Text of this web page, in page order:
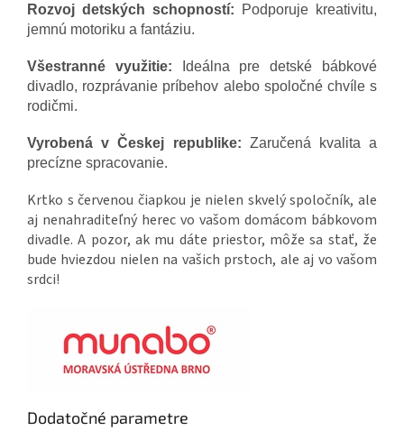
Rozvoj detských schopností: Podporuje kreativitu,
jemnú motoriku a fantáziu.
Všestranné využitie: Ideálna pre detské bábkové
divadlo, rozprávanie príbehov alebo spoločné chvíle s
rodičmi.
Vyrobená v Českej republike: Zaručená kvalita a
precízne spracovanie.
Krtko s červenou čiapkou je nielen skvelý spoločník, ale
aj nenahraditeľný herec vo vašom domácom bábkovom
divadle. A pozor, ak mu dáte priestor, môže sa stať, že
bude hviezdou nielen na vašich prstoch, ale aj vo vašom
srdci!
Dodatočné parametre